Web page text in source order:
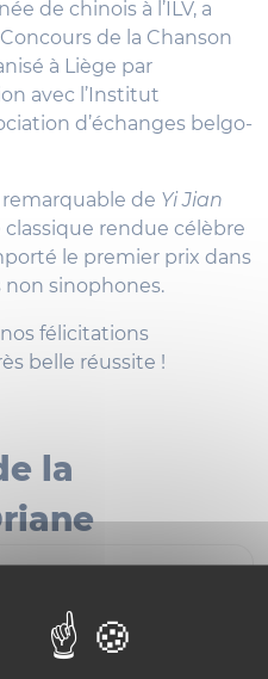
de chinois à l’ILV, a
de la Chanson
à Liège par
avec l’Institut
d’échanges belgo-
de Yi Jian
rendue célèbre
le premier prix dans
non sinophones.
félicitations
belle réussite !
la